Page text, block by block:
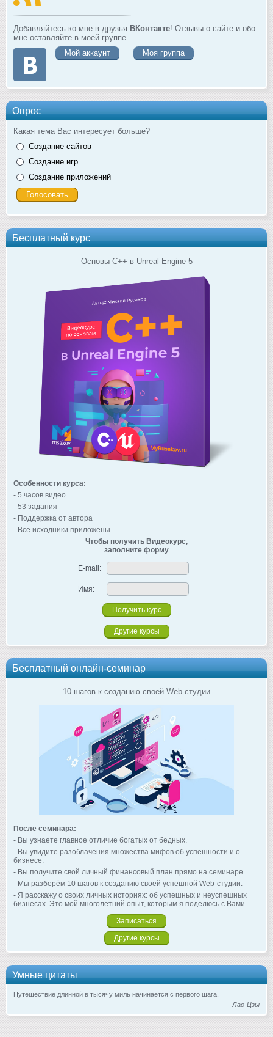
Добавляйтесь ко мне в друзья ВКонтакте! Отзывы о сайте и обо
мне оставляйте в моей группе.
Мой аккаунт
Моя группа
Опрос
Какая тема Вас интересует больше?
Создание сайтов
Создание игр
Создание приложений
Бесплатный курс
Основы C++ в Unreal Engine 5
Особенности курса:
- 5 часов видео
- 53 задания
- Поддержка от автора
- Все исходники приложены
Чтобы получить Видеокурс,
заполните форму
E-mail:
Имя:
Другие курсы
Бесплатный онлайн-семинар
10 шагов к созданию своей Web-студии
После семинара:
- Вы узнаете главное отличие богатых от бедных.
- Вы увидите разоблачения множества мифов об успешности и о
бизнесе.
- Вы получите свой личный финансовый план прямо на семинаре.
- Мы разберём 10 шагов к созданию своей успешной Web-студии.
- Я расскажу о своих личных историях: об успешных и неуспешных
бизнесах. Это мой многолетний опыт, которым я поделюсь с Вами.
Записаться
Другие курсы
Умные цитаты
Путешествие длинной в тысячу миль начинается с первого шага.
Лао-Цзы